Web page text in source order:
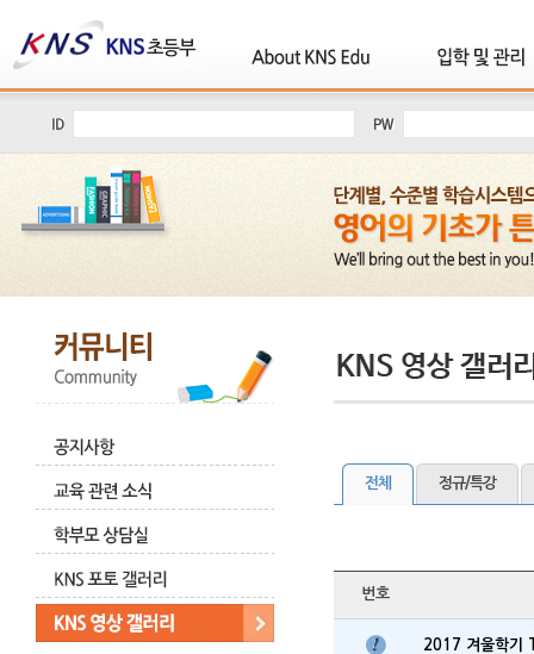
전체 정규/특강
번호
2017 겨울학기